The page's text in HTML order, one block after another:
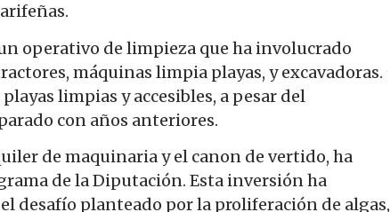
.
operativo de limpieza que ha involucrado
máquinas limpia playas, y excavadoras.
limpias y accesibles, a pesar del
con años anteriores.
de maquinaria y el canon de vertido, ha
de la Diputación. Esta inversión ha
planteado por la proliferación de algas,